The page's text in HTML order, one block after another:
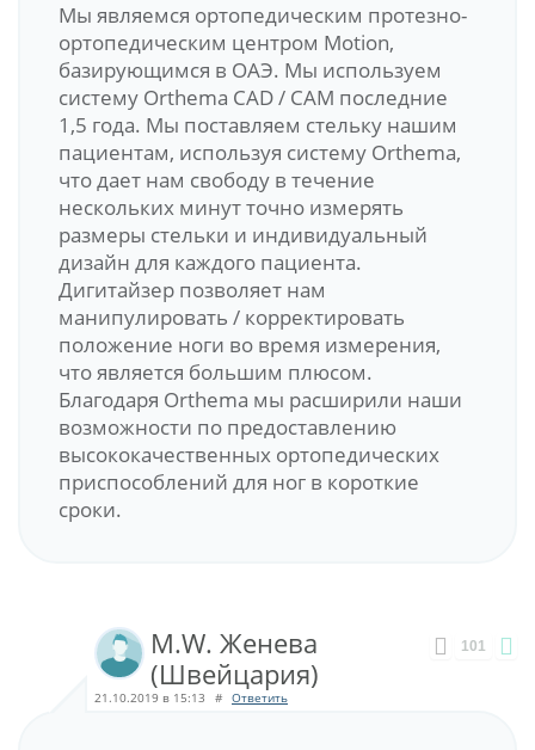
Мы являемся ортопедическим протезно-
ортопедическим центром Motion,
базирующимся в ОАЭ. Мы используем
систему Orthema CAD / CAM последние
1,5 года. Мы поставляем стельку нашим
пациентам, используя систему Orthema,
что дает нам свободу в течение
нескольких минут точно измерять
размеры стельки и индивидуальный
дизайн для каждого пациента.
Дигитайзер позволяет нам
манипулировать / корректировать
положение ноги во время измерения,
что является большим плюсом.
Благодаря Orthema мы расширили наши
возможности по предоставлению
высококачественных ортопедических
приспособлений для ног в короткие
сроки.
101
M.W. Женева
(Швейцария)
21.10.2019 в 15:13 # Ответить